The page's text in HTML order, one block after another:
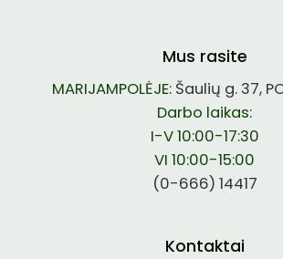
Mus rasite
MARIJAMPOLĖJE: Šaulių g. 37,
Darbo laikas:
I-V 10:00-17:30
VI 10:00-15:00
(0-666) 14417
Kontaktai